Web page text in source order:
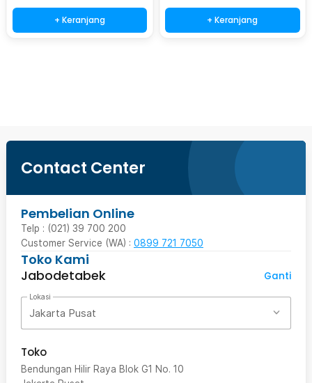
+ Keranjang + Keranjang
Contact Center
Pembelian Online
Telp : (021) 39 700 200
Customer Service (WA) : 0899 721 7050
Toko Kami
Jabodetabek
Ganti
Lokasi
Jakarta Pusat
Toko
Bendungan Hilir Raya Blok G1 No. 10